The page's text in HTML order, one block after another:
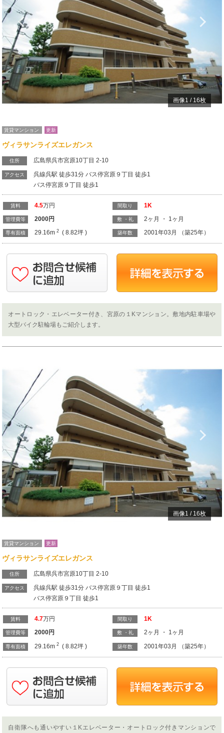
Previous
画像1 / 16枚
賃貸マンション 更新
ヴィラサンライズエレガンス
住所 広島県呉市宮原10丁目 2-10
アクセス
呉線呉駅 徒歩31分 バス停宮原９丁目 徒歩1
バス停宮原９丁目 徒歩1
賃料 4.5万円
管理費等 2000円
専有面積 29.16m 2( 8.82坪 )
間取り 1K
敷 ・礼 2ヶ月 ・ 1ヶ月
築年数 2001年03月 （築25年）
オートロック・エレベーター付き、宮原の１Kマンション。敷地内駐車場や
大型バイク駐輪場もご紹介します。
Previous
画像1 / 16枚
賃貸マンション 更新
ヴィラサンライズエレガンス
住所 広島県呉市宮原10丁目 2-10
アクセス
呉線呉駅 徒歩31分 バス停宮原９丁目 徒歩1
バス停宮原９丁目 徒歩1
賃料 4.7万円
管理費等 2000円
専有面積 29.16m 2( 8.82坪 )
間取り 1K
敷 ・礼 2ヶ月 ・ 1ヶ月
築年数 2001年03月 （築25年）
自衛隊へも通いやすい１Kエレベーター・オートロック付きマンションで